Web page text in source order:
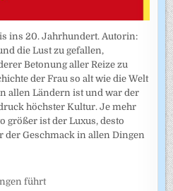
ins 20. Jahrhundert. Autorin:
die Lust zu gefallen,
Betonung aller Reize zu
der Frau so alt wie die Welt
allen Ländern ist und war der
höchster Kultur. Je mehr
größer ist der Luxus, desto
Geschmack in allen Dingen
führt